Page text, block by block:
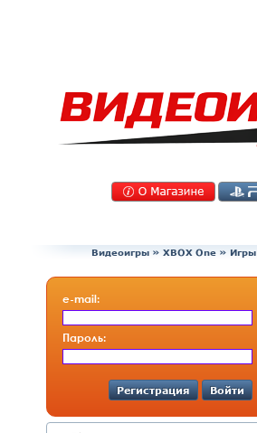
Видеоигры » XBOX One » Игры
e-mail:
Пароль:
Регистрация Войти